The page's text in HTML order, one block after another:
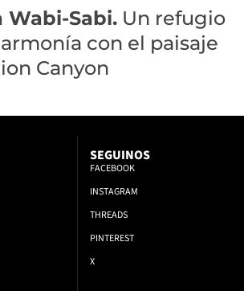
Wabi-Sabi. Un refugio
con el paisaje
Canyon
SEGUINOS
FACEBOOK
INSTAGRAM
THREADS
PINTEREST
X